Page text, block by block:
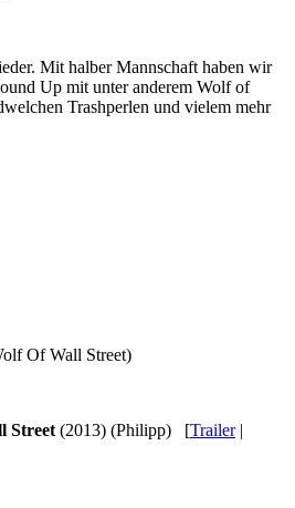
Mit halber Mannschaft haben wir
Up mit unter anderem Wolf of
Trashperlen und vielem mehr
Of Wall Street)
Street (2013) (Philipp) [Trailer|